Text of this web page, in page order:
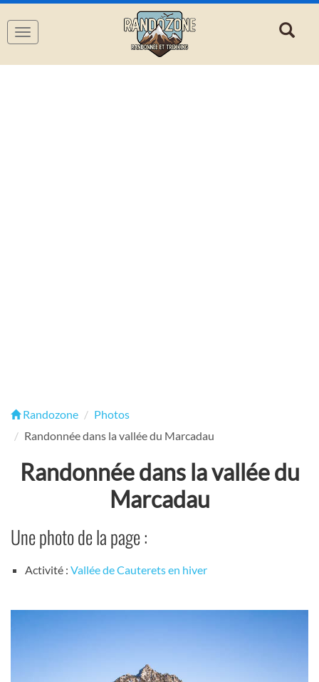
Navigation
Randozone
Photos
Randonnée dans la vallée du Marcadau
Randonnée dans la vallée du
Marcadau
Une photo de la page :
Activité : Vallée de Cauterets en hiver